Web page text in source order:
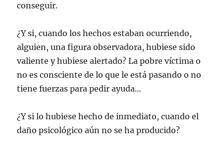
conseguir.
¿Y si, cuando los hechos estaban ocurriendo,
alguien, una figura observadora, hubiese sido
valiente y hubiese alertado? La pobre víctima o
no es consciente de lo que le está pasando o no
tiene fuerzas para pedir ayuda…
¿Y si lo hubiese hecho de inmediato, cuando el
daño psicológico aún no se ha producido?